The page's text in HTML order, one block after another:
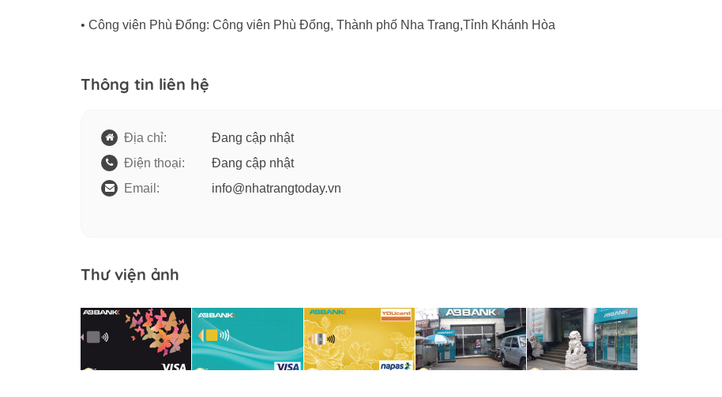
• Công viên Phù Đổng: Công viên Phù Đổng, Thành phố Nha Trang,Tỉnh Khánh Hòa
Thông tin liên hệ
Địa chỉ:
Đang cập nhật
Điện thoại:
Đang cập nhật
Email:
info@nhatrangtoday.vn
Thư viện ảnh